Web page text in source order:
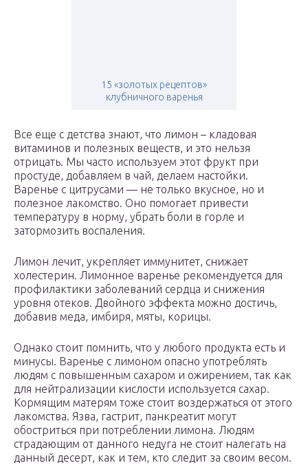
15 «золотых рецептов»
клубничного варенья
Все еще с детства знают, что лимон – кладовая
витаминов и полезных веществ, и это нельзя
отрицать. Мы часто используем этот фрукт при
простуде, добавляем в чай, делаем настойки.
Варенье с цитрусами — не только вкусное, но и
полезное лакомство. Оно помогает привести
температуру в норму, убрать боли в горле и
затормозить воспаления.
Лимон лечит, укрепляет иммунитет, снижает
холестерин. Лимонное варенье рекомендуется для
профилактики заболеваний сердца и снижения
уровня отеков. Двойного эффекта можно достичь,
добавив меда, имбиря, мяты, корицы.
Однако стоит помнить, что у любого продукта есть и
минусы. Варенье с лимоном опасно употреблять
людям с повышенным сахаром и ожирением, так как
для нейтрализации кислости используется сахар.
Кормящим матерям тоже стоит воздержаться от этого
лакомства. Язва, гастрит, панкреатит могут
обостриться при потреблении лимона. Людям
страдающим от данного недуга не стоит налегать на
данный десерт, как и тем, кто следит за своим весом.